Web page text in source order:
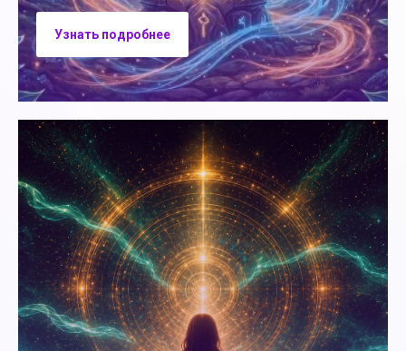
Узнать подробнее